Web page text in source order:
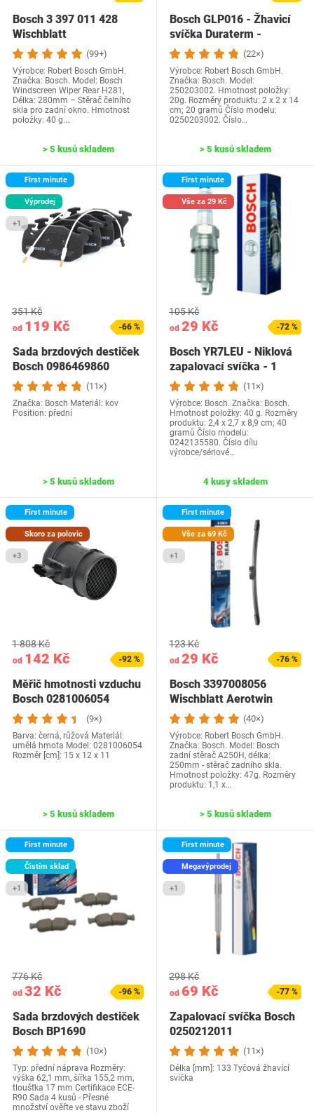
Bosch 3 397 011 428
Wischblatt
(99+)
Výrobce: Robert Bosch GmbH.
Značka: Bosch. Model: Bosch
Windscreen Wiper Rear H281,
Délka: 280mm – Stěrač čelního
skla pro zadní okno. Hmotnost
položky: 40 g.…
> 5 kusů skladem
Bosch GLP016 - Žhavicí
svíčka Duraterm -
Kartonová krabice…
(22×)
Výrobce: Robert Bosch GmbH.
Značka: Bosch. Model:
250203002. Hmotnost položky:
20g. Rozměry produktu: 2 x 2 x 14
cm; 20 gramů Číslo modelu:
0250203002. Číslo…
> 5 kusů skladem
First minute
Výprodej
+1
od 119 Kč
351 Kč
-66 %
Sada brzdových destiček
Bosch 0986469860
(11×)
Značka: Bosch Materiál: kov
Position: přední
> 5 kusů skladem
First minute
Vše za 29 Kč
od 29 Kč
105 Kč
-72 %
Bosch YR7LEU - Niklová
zapalovací svíčka - 1
zapalovací…
(11×)
Výrobce: Bosch. Značka: Bosch.
Hmotnost položky: 40 g. Rozměry
produktu: 2,4 x 2,7 x 8,9 cm; 40
gramů Číslo modelu:
0242135580. Číslo dílu
výrobce/sériové…
4 kusy skladem
First minute
Skoro za polovic
+3
od 142 Kč
1 808 Kč
-92 %
Měřič hmotnosti vzduchu
Bosch 0281006054
(9×)
Barva: černá, růžová Materiál:
umělá hmota Model: 0281006054
Rozměr [cm]: 15 x 12 x 11
> 5 kusů skladem
First minute
Vše za 69 Kč
+1
od 29 Kč
123 Kč
-76 %
Bosch 3397008056
Wischblatt Aerotwin
A250H 250 mm, 3 397…
(40×)
Výrobce: Robert Bosch GmbH.
Značka: Bosch. Model: Bosch
zadní stěrač A250H, délka:
250mm - stěrač zadního skla.
Hmotnost položky: 47g. Rozměry
produktu: 1,1 x…
> 5 kusů skladem
First minute
Čistím sklad
+1
od 32 Kč
776 Kč
-96 %
Sada brzdových destiček
Bosch BP1690
(10×)
Typ: přední náprava Rozměry:
výška 62,1 mm, šířka 155,2 mm,
tloušťka 17 mm Certifikace ECE-
R90 Sada 4 kusů - Přesné
množství ověřte ve stavu zboží
First minute
Megavýprodej
+1
od 69 Kč
298 Kč
-77 %
Zapalovací svíčka Bosch
0250212011
(11×)
Délka [mm]: 133 Tyčová žhavící
svíčka